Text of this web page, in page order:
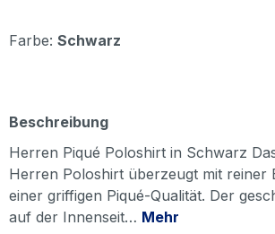
Farbe: Schwarz
Beschreibung
Herren Piqué Poloshirt in Schwarz
Herren Poloshirt überzeugt mit reiner
einer griffigen Piqué-Qualität. Der
auf der Innenseit… Mehr